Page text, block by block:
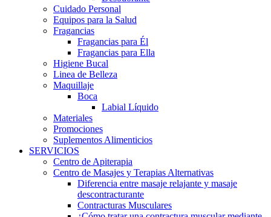
Cuidado Personal
Equipos para la Salud
Fragancias
Fragancias para Él
Fragancias para Ella
Higiene Bucal
Linea de Belleza
Maquillaje
Boca
Labial Líquido
Materiales
Promociones
Suplementos Alimenticios
SERVICIOS
Centro de Apiterapia
Centro de Masajes y Terapias Alternativas
Diferencia entre masaje relajante y masaje
descontracturante
Contracturas Musculares